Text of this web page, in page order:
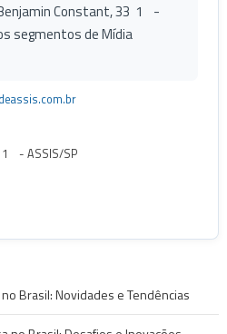
Constant, 33 1 -
segmentos de Mídia
1 - ASSIS/SP
Brasil: Novidades e Tendências